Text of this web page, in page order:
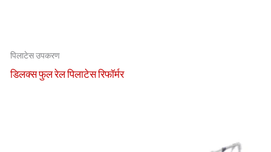
पिलाटेस उपकरण
डिलक्स फुल रेल पिलाटेस रिफॉर्मर